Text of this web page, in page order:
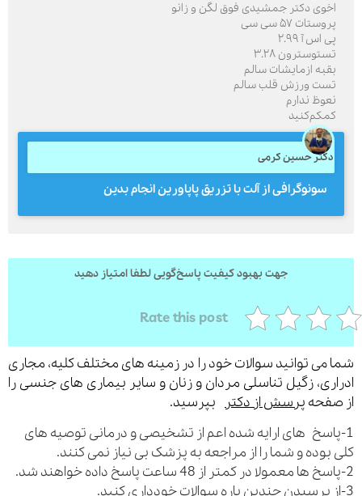
دکتر جمشیدی فوق لگن و زانو
۵۷ سی سی
اس آ ۲.۹۹
۳.۲۸
ازمایشات سالم
ورزش قلب سالم
ندارم
دکتر حسین کرمی
سونوگرافی از آلت با تزریق پاپاورین انجام بدین
جهت بهبود کیفیت پاسخ‌گویی لطفا امتیاز دهید
Rate this post
توانید سوالات خود را در زمینه های مختلف کلیه، مجاری
زگیل تناسلی مردان و زنان و سایر بیماری های جنسی را
پرسش از دکتربپرسید.
های ارایه شده اعم از تشخیصی و درمانی توصیه های
و شما را از مراجعه به پزشک بی نیاز نمی کنند.
ارسال